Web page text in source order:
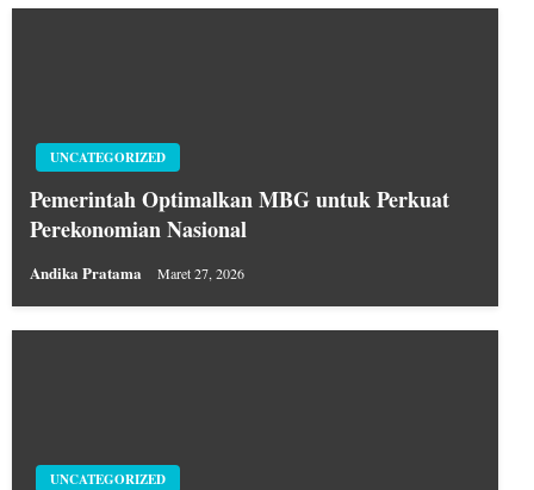
UNCATEGORIZED
Pemerintah Optimalkan MBG untuk Perkuat
Perekonomian Nasional
Andika Pratama Maret 27, 2026
UNCATEGORIZED